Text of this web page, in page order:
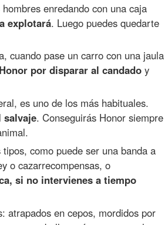
enredando con una caja
explotará. Luego puedes quedarte
cuando pase un carro con una jaula
por disparar al candado y
es uno de los más habituales.
salvaje. Conseguirás Honor siempre
como puede ser una banda a
o cazarrecompensas, o
si no intervienes a tiempo
atrapados en cepos, mordidos por